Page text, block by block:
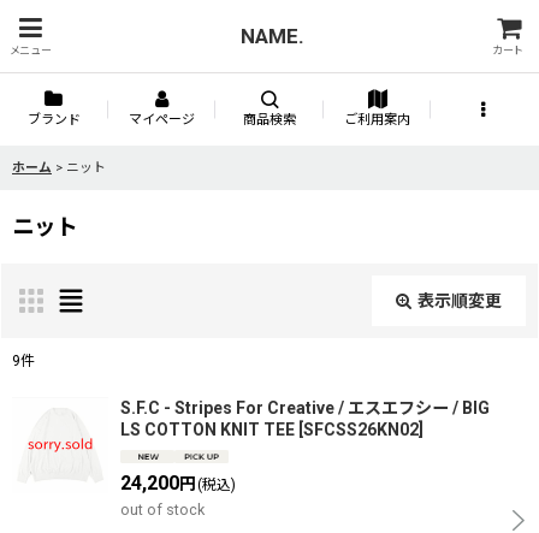
メニュー
NAME.
カート
ブランド マイページ 商品検索 ご利用案内
ホーム > ニット
ニット
表示順変更
並び順
9件
S.F.C - Stripes For Creative / エスエフシー / BIG
LS COTTON KNIT TEE SFCSS26KN02
24,200円 (税込)
out of stock